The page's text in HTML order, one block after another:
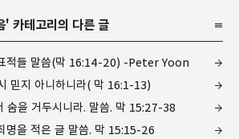
' 카테고리의 다른 글
적들 말씀(막 16:14-20) -Peter Yoon
믿지 아니하니라( 막 16:1-13)
숨을 거두시니라. 말씀. 막 15:27-38
명을 적은 글 말씀. 막 15:15-26